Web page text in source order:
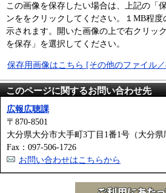
この画像を保存したい場合は、上記の「
ンををクリックしてください。１MB程
示されます。開いた画像の上で右クリッ
を保存」を選択してください。
保存用画像はこちら [その他のファイル
このページに関するお問い合わせ先
広報広聴課
〒870-8501
大分県大分市大手町3丁目1番1号（大分県
Fax：097-506-1726
お問い合わせはこちらから